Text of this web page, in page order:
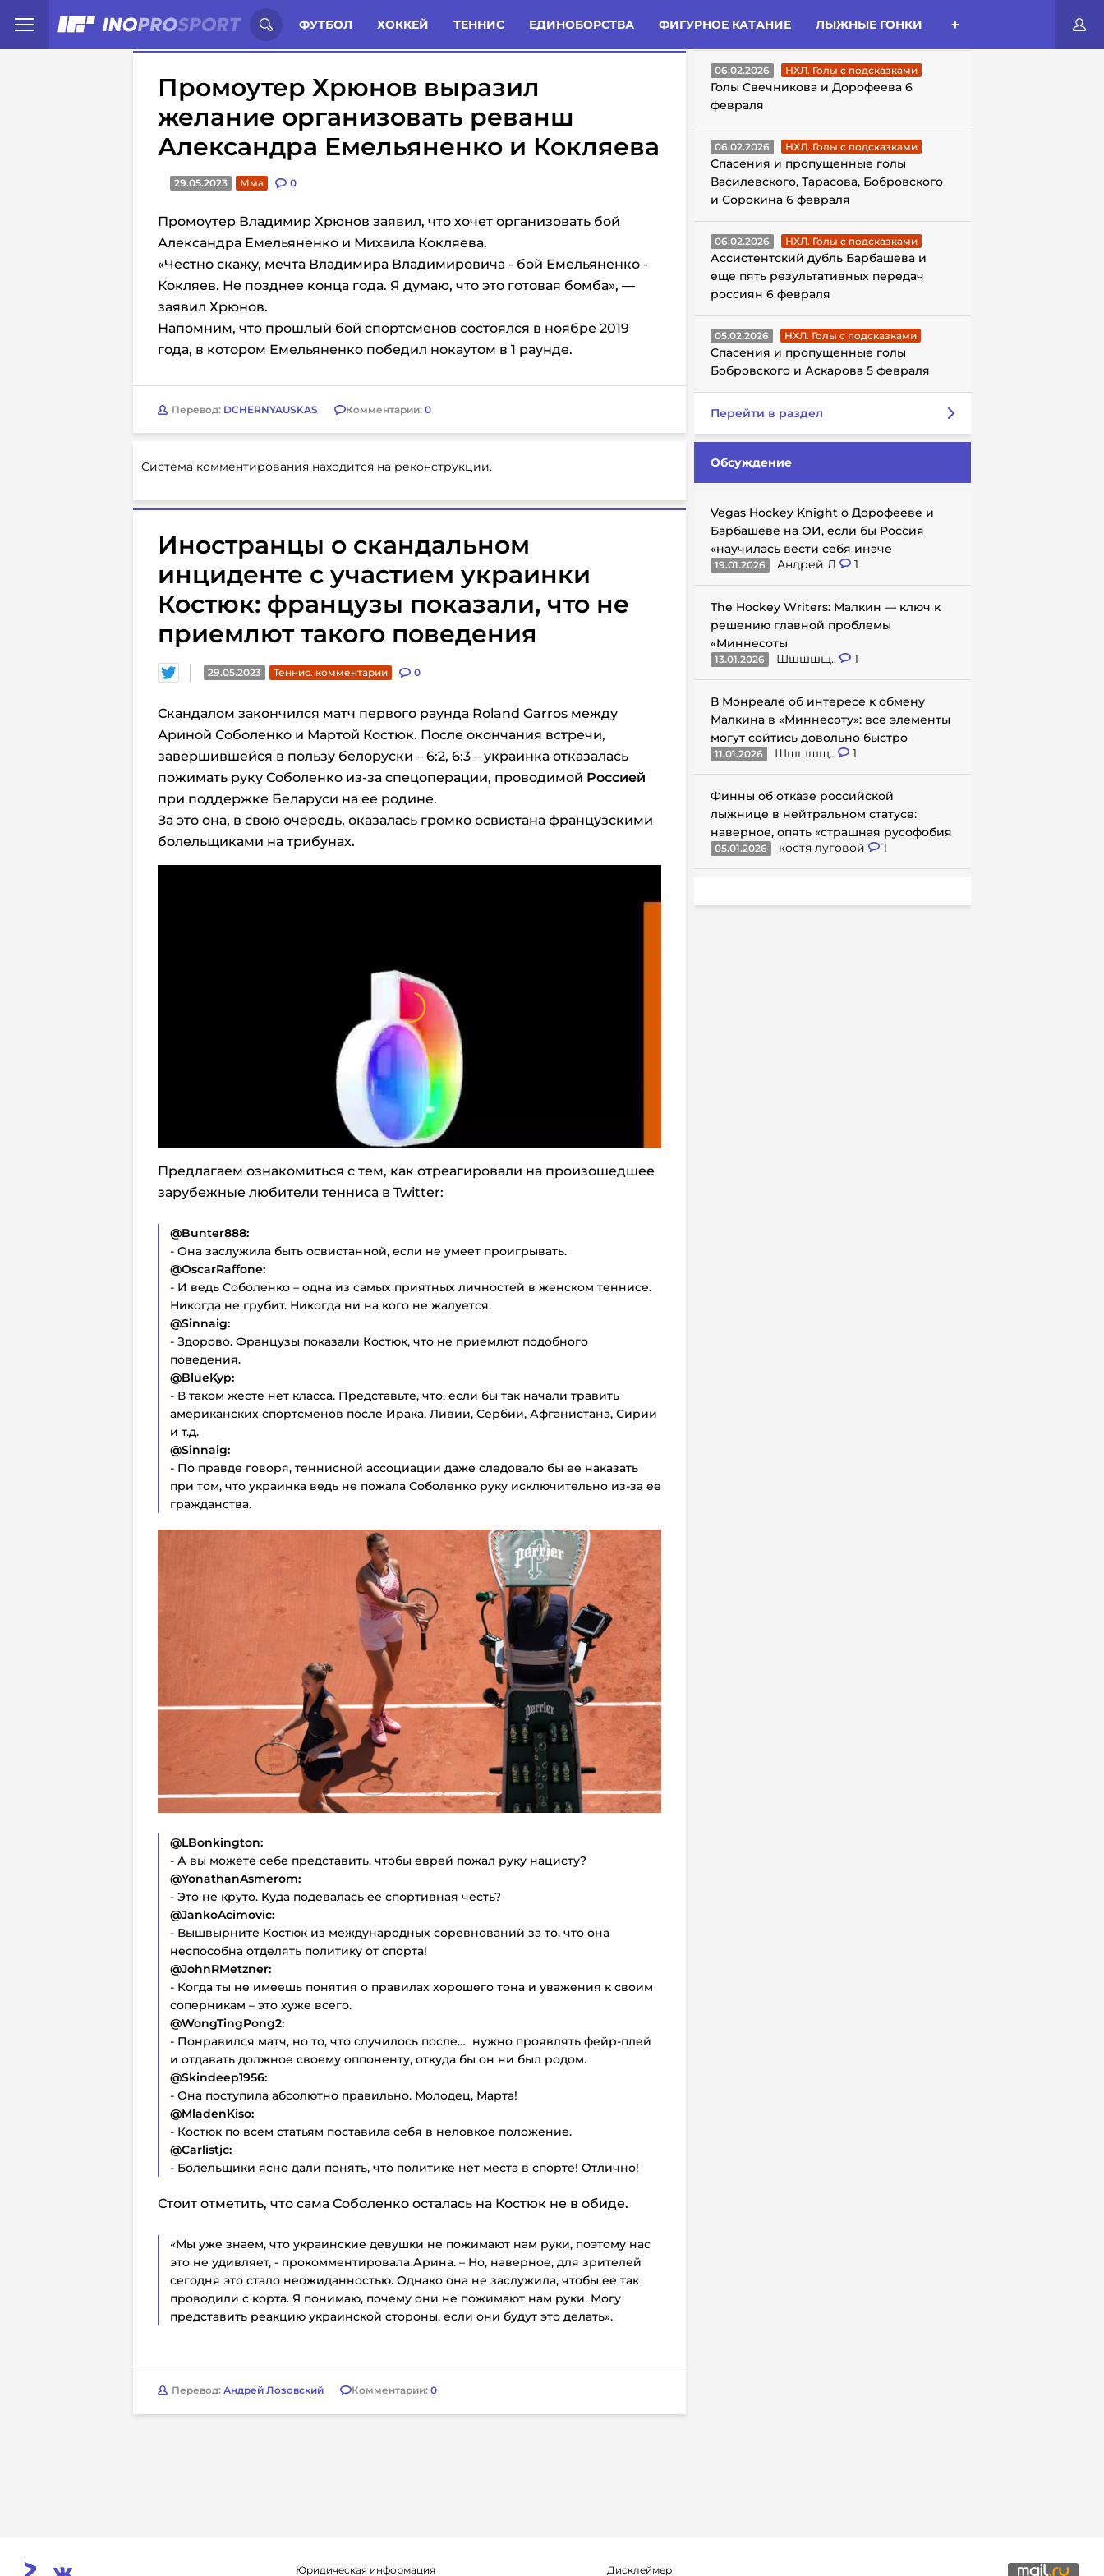
ФУТБОЛ ХОККЕЙ ТЕННИС ЕДИНОБОРСТВА ФИГУРНОЕ КАТАНИЕ ЛЫЖНЫЕ ГОНКИ
Иностранцы о спорте России: Статьи Комменты Новости
Промоутер Хрюнов выразил
желание организовать реванш
Александра Емельяненко и Кокляева
29.05.2023 Мма 0
Промоутер Владимир Хрюнов заявил, что хочет организовать бой
Александра Емельяненко и Михаила Кокляева.
«Честно скажу, мечта Владимира Владимировича - бой Емельяненко -
Кокляев. Не позднее конца года. Я думаю, что это готовая бомба», —
заявил Хрюнов.
Напомним, что прошлый бой спортсменов состоялся в ноябре 2019
года, в котором Емельяненко победил нокаутом в 1 раунде.
Перевод: DCHERNYAUSKAS Комментарии: 0
Система комментирования находится на реконструкции.
Иностранцы о скандальном
инциденте с участием украинки
Костюк: французы показали, что не
приемлют такого поведения
29.05.2023 Теннис. комментарии 0
Скандалом закончился матч первого раунда Roland Garros между
Ариной Соболенко и Мартой Костюк. После окончания встречи,
завершившейся в пользу белоруски – 6:2, 6:3 – украинка отказалась
пожимать руку Соболенко из-за спецоперации, проводимой Россией
при поддержке Беларуси на ее родине.
За это она, в свою очередь, оказалась громко освистана французскими
болельщиками на трибунах.
Предлагаем ознакомиться с тем, как отреагировали на произошедшее
зарубежные любители тенниса в Twitter:
@Bunter888:
- Она заслужила быть освистанной, если не умеет проигрывать.
@OscarRaffone:
- И ведь Соболенко – одна из самых приятных личностей в женском теннисе.
Никогда не грубит. Никогда ни на кого не жалуется.
@Sinnaig:
- Здорово. Французы показали Костюк, что не приемлют подобного
поведения.
@BlueKyp:
- В таком жесте нет класса. Представьте, что, если бы так начали травить
американских спортсменов после Ирака, Ливии, Сербии, Афганистана, Сирии
и т.д.
@Sinnaig:
- По правде говоря, теннисной ассоциации даже следовало бы ее наказать
при том, что украинка ведь не пожала Соболенко руку исключительно из-за ее
гражданства.
@LBonkington:
- А вы можете себе представить, чтобы еврей пожал руку нацисту?
@YonathanAsmerom:
- Это не круто. Куда подевалась ее спортивная честь?
@JankoAcimovic:
- Вышвырните Костюк из международных соревнований за то, что она
неспособна отделять политику от спорта!
@JohnRMetzner:
- Когда ты не имеешь понятия о правилах хорошего тона и уважения к своим
соперникам – это хуже всего.
@WongTingPong2:
- Понравился матч, но то, что случилось после… нужно проявлять фейр-плей
и отдавать должное своему оппоненту, откуда бы он ни был родом.
@Skindeep1956:
- Она поступила абсолютно правильно. Молодец, Марта!
@MladenKiso:
- Костюк по всем статьям поставила себя в неловкое положение.
@Carlistjc:
- Болельщики ясно дали понять, что политике нет места в спорте! Отлично!
Стоит отметить, что сама Соболенко осталась на Костюк не в обиде.
«Мы уже знаем, что украинские девушки не пожимают нам руки, поэтому нас
это не удивляет, - прокомментировала Арина. – Но, наверное, для зрителей
сегодня это стало неожиданностью. Однако она не заслужила, чтобы ее так
проводили с корта. Я понимаю, почему они не пожимают нам руки. Могу
представить реакцию украинской стороны, если они будут это делать».
Перевод: Андрей Лозовский Комментарии: 0
ГОЛЫ С ПОДСКАЗКАМИ
06.02.2026 НХЛ. Голы с подсказками
Голы Свечникова и Дорофеева 6
февраля
06.02.2026 НХЛ. Голы с подсказками
Спасения и пропущенные голы
Василевского, Тарасова, Бобровского
и Сорокина 6 февраля
06.02.2026 НХЛ. Голы с подсказками
Ассистентский дубль Барбашева и
еще пять результативных передач
россиян 6 февраля
05.02.2026 НХЛ. Голы с подсказками
Спасения и пропущенные голы
Бобровского и Аскарова 5 февраля
Перейти в раздел
Обсуждение
Vegas Hockey Knight о Дорофееве и
Барбашеве на ОИ, если бы Россия
«научилась вести себя иначе
19.01.2026 Андрей Л 1
The Hockey Writers: Малкин — ключ к
решению главной проблемы
«Миннесоты
13.01.2026 Шшшшщ.. 1
В Монреале об интересе к обмену
Малкина в «Миннесоту»: все элементы
могут сойтись довольно быстро
11.01.2026 Шшшшщ.. 1
Финны об отказе российской
лыжнице в нейтральном статусе:
наверное, опять «страшная русофобия
05.01.2026 костя луговой 1
Юридическая информация Дисклеймер